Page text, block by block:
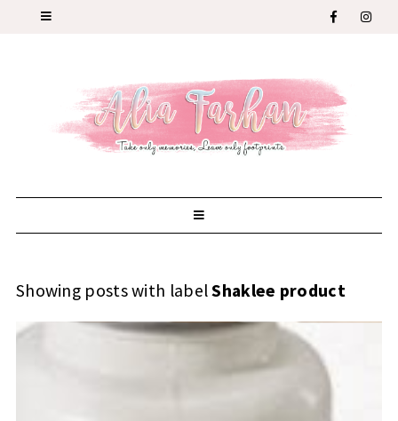
Showing posts with labelShaklee product